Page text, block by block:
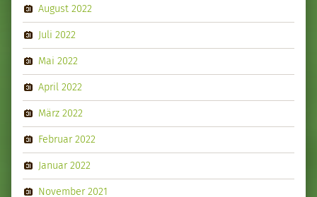
August 2022
Juli 2022
Mai 2022
April 2022
März 2022
Februar 2022
Januar 2022
November 2021